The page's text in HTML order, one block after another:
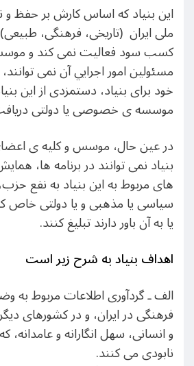
اين بنياد که اساس کارش بر حفظ
ملی ایران (تاریخی، فرهنگی،
کسب سود فعاليت نمی کند و
مسئولین امور اجرايي آن نمی
خود برای بنياد، دستمزدی از اين
موسسه ی خصوصی يا دولتی
در عين حال، موسس و کليه ی
بنياد نمی توانند در برنامه ها،
های مربوط به اين بنياد به نفع
سياسی يا مذهبی و يا دولتی خاص
يا به آن باور دارند تبليغ کنند.
اهداف بنياد به شرح زير است
الف ـ گردآوری اطلاعات مربوط به
فرهنگی در ايران، و در کشورهای
و انسانی، سهل انگارانه و عامدانه،
نابودی می کنند.